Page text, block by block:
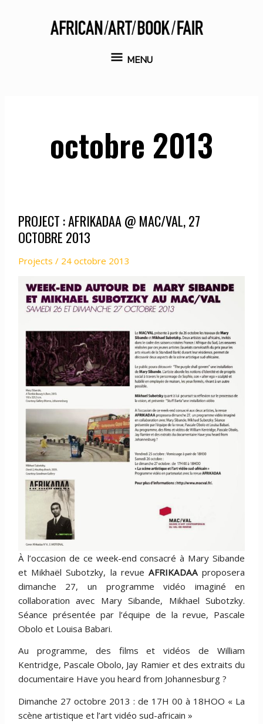
MENU
MENU
octobre 2013
PROJECT : AFRIKADAA @ MAC/VAL, 27
OCTOBRE 2013
Projects / 24 octobre 2013
À l’occasion de ce week-end consacré à Mary Sibande
et Mikhaël Subotzky, la revueAFRIKADAAproposera
dimanche 27, un programme vidéo imaginé en
collaboration avec Mary Sibande, Mikhael Subotzky.
Séance présentée par l’équipe de la revue, Pascale
Obolo et Louisa Babari.
Au programme, des films et vidéos de William
Kentridge, Pascale Obolo, Jay Ramier et des extraits du
documentaire Have you heard from Johannesburg ?
Dimanche 27 octobre 2013 : de 17H 00 à 18HOO « La
scène artistique et l’art vidéo sud-africain »